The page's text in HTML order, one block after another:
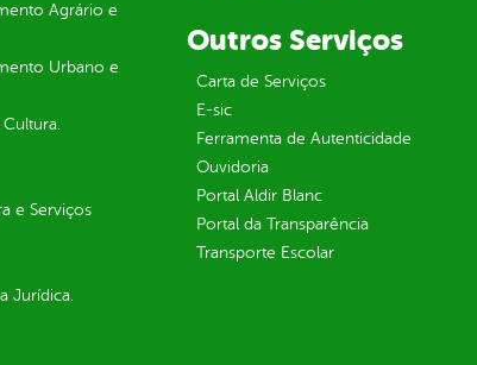
Agrário e
Urbano e
e Serviços
Jurídica.
Outros Serviços
Carta de Serviços
E-sic
Ferramenta de Autenticidade
Ouvidoria
Portal Aldir Blanc
Portal da Transparência
Transporte Escolar